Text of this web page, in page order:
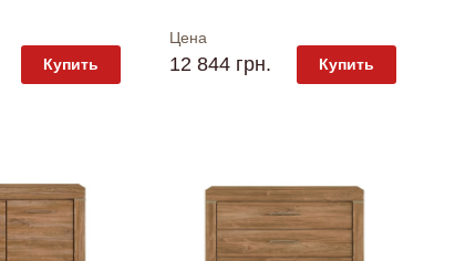
Купить
Цена
12 844 грн. Купить